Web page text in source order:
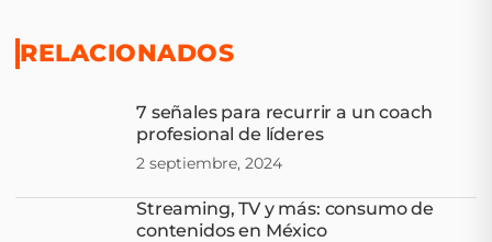
RELACIONADOS
7 señales para recurrir a un coach
profesional de líderes
2 septiembre, 2024
Streaming, TV y más: consumo de
contenidos en México